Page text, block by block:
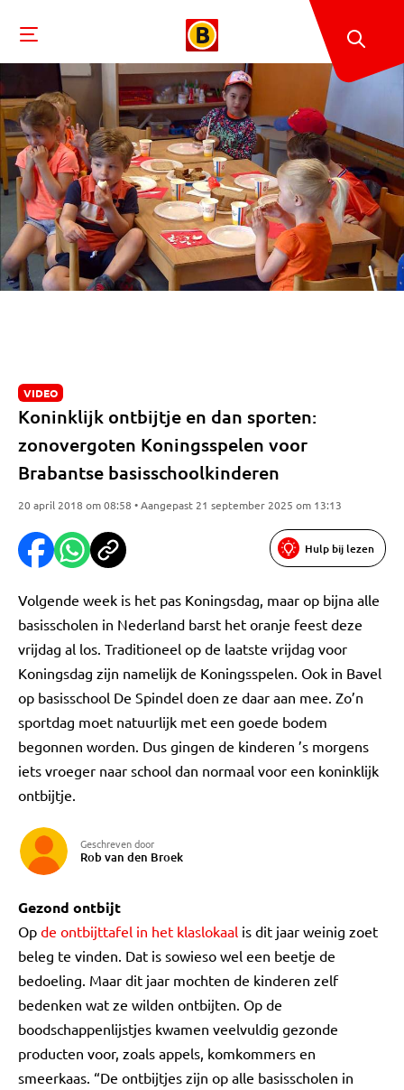
VIDEO
Koninklijk ontbijtje en dan sporten:
zonovergoten Koningsspelen voor
Brabantse basisschoolkinderen
20 april 2018 om 08:58 • Aangepast 21 september 2025 om 13:13
Hulp bij lezen
Volgende week is het pas Koningsdag, maar op bijna alle
basisscholen in Nederland barst het oranje feest deze
vrijdag al los. Traditioneel op de laatste vrijdag voor
Koningsdag zijn namelijk de Koningsspelen. Ook in Bavel
op basisschool De Spindel doen ze daar aan mee. Zo’n
sportdag moet natuurlijk met een goede bodem
begonnen worden. Dus gingen de kinderen ’s morgens
iets vroeger naar school dan normaal voor een koninklijk
ontbijtje.
Geschreven door
Rob van den Broek
Gezond ontbijt
Op de ontbijttafel in het klaslokaal is dit jaar weinig zoet
beleg te vinden. Dat is sowieso wel een beetje de
bedoeling. Maar dit jaar mochten de kinderen zelf
bedenken wat ze wilden ontbijten. Op de
boodschappenlijstjes kwamen veelvuldig gezonde
producten voor, zoals appels, komkommers en
smeerkaas. “De ontbijtjes zijn op alle basisscholen in